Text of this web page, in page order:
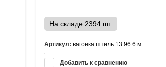
На складе 2394 шт.
Артикул: вагонка штиль 13.96.6 м
Добавить к сравнению